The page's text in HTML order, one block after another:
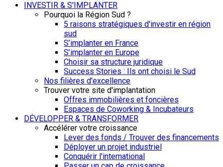
INVESTIR & S'IMPLANTER
Pourquoi la Région Sud ?
5 raisons stratégiques d'investir en région
sud
S’implanter en France
S’implanter en Europe
Choisir sa structure juridique
Success Stories : Ils ont choisi le Sud
Nos filières d'excellence
Trouver votre site d'implantation
Offres immobilières et foncières
Espaces de Coworking & Incubateurs
DÉVELOPPER & TRANSFORMER
Accélérer votre croissance
Lever des fonds / Trouver des financements
Déployer un projet industriel
Conquérir l'international